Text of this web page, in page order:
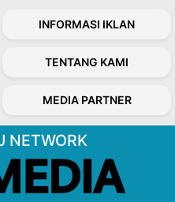
INFORMASI IKLAN
TENTANG KAMI
MEDIA PARTNER
NETWORK